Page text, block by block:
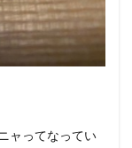
ャってなってい